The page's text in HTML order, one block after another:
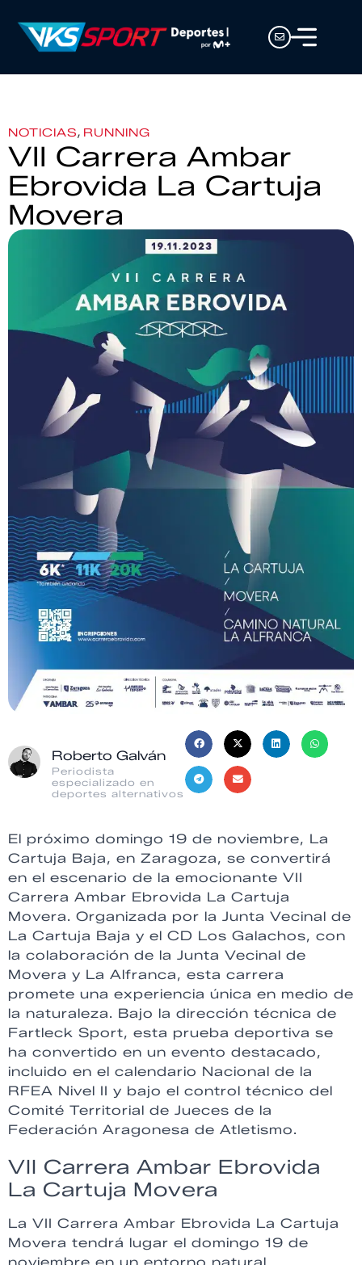
NOTICIAS, RUNNING
VII Carrera Ambar
Ebrovida La Cartuja
Movera
Roberto Galván
Periodista
especializado en
deportes alternativos
El próximo domingo 19 de noviembre, La
Cartuja Baja, en Zaragoza, se convertirá
en el escenario de la emocionante VII
Carrera Ambar Ebrovida La Cartuja
Movera. Organizada por la Junta Vecinal de
La Cartuja Baja y el CD Los Galachos, con
la colaboración de la Junta Vecinal de
Movera y La Alfranca, esta carrera
promete una experiencia única en medio de
la naturaleza. Bajo la dirección técnica de
Fartleck Sport, esta prueba deportiva se
ha convertido en un evento destacado,
incluido en el calendario Nacional de la
RFEA Nivel II y bajo el control técnico del
Comité Territorial de Jueces de la
Federación Aragonesa de Atletismo.
VII Carrera Ambar Ebrovida
La Cartuja Movera
La VII Carrera Ambar Ebrovida La Cartuja
Movera tendrá lugar el domingo 19 de